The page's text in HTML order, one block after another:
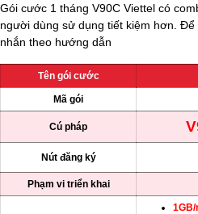
Gói cước 1 tháng V90C Viettel có
người dùng sử dụng tiết kiệm hơn.
nhắn theo hướng dẫn
Tên gói cước
Mã gói
Cú pháp
Nút đăng ký
Phạm vi triển khai